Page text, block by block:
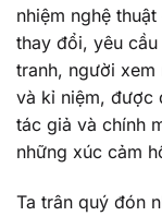
nhiệm nghệ
thay đổi, yêu
tranh, người
và kỉ niệm, được
tác giả và chính
những xúc cảm
Ta trân quý đón